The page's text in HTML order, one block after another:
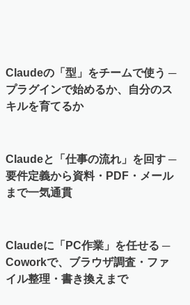
Claudeの「型」をチームで使う ─
プラグインで始めるか、自分のス
キルを育てるか
Claudeと「仕事の流れ」を回す ─
要件定義から資料・PDF・メール
まで一気通貫
Claudeに「PC作業」を任せる ─
Coworkで、ブラウザ調査・ファ
イル整理・書き換えまで